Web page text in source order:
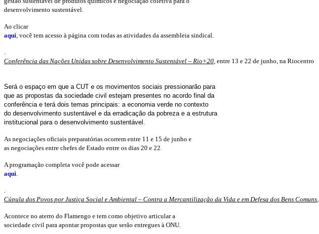
desenvolvimento sustentável.
Ao clicar
aqui, você tem acesso à página com todas as atividades da assembleia sindical.
.
Conferência das Nações Unidas sobre Desenvolvimento Sustentável – Rio+20, entre 13 e 22 de junho, na Riocentro
Será o espaço em que a CUT e os movimentos sociais pressionarão para
que as propostas da sociedade civil estejam presentes no acordo final da
conferência e terá dois temas principais: a economia verde no contexto
do desenvolvimento sustentável e da erradicação da pobreza e a estrutura
institucional para o desenvolvimento sustentável.
As negociações oficiais preparatórias ocorrem entre 11 e 15 de junho e
as negociações entre chefes de Estado entre os dias 20 e 22.
A programação completa você pode acessar
aqui.
.
Cúpula dos Povos por Justiça Social e Ambiental – Contra a Mercantilização da Vida e em Defesa dos Bens Comuns,
Acontece no aterro do Flamengo e tem como objetivo articular a
sociedade civil para apontar propostas que serão entregues à ONU.